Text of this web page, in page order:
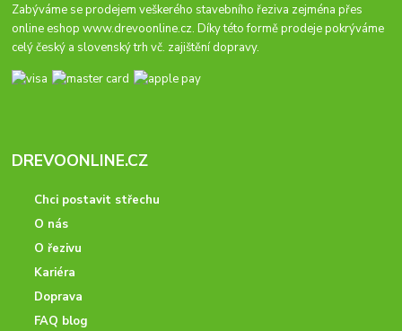
Zabýváme se prodejem veškerého stavebního řeziva zejména přes
online eshopwww.drevoonline.cz. Díky této formě prodeje pokrýváme
celý český a slovenský trh vč. zajištění dopravy.
DREVOONLINE.CZ
Chci postavit střechu
O nás
O řezivu
Kariéra
Doprava
FAQ blog